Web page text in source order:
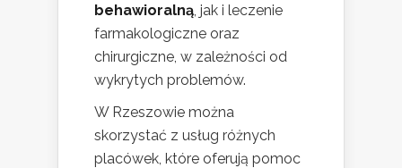
behawioralną , jak i leczenie
farmakologiczne oraz
chirurgiczne, w zależności od
wykrytych problemów.
W Rzeszowie można
skorzystać z usług różnych
placówek, które oferują pomoc